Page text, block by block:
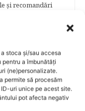
stoca și/sau accesa
a îmbunătăți
(ne)personalizate.
permite să procesăm
uri unice pe acest site.
pot afecta negativ
şi recomandări
viaţă trăite de
mai noi măsuri
despre povestea
– Elena Băsescu,
Bebelu,vor
de frumuseţe,
permanente
– Cele mai